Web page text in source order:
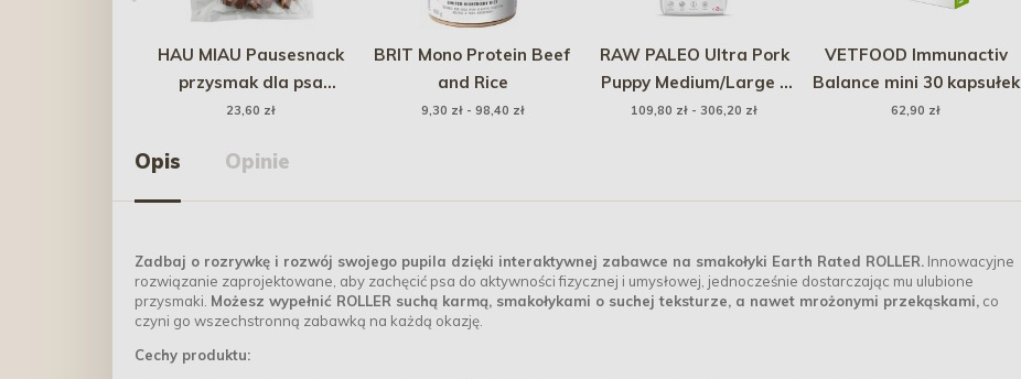
HAU MIAU Pausesnack
przysmak dla psa
plauszki z jagnięciną i
23,60 zł
BRIT Mono Protein Beef
and Rice
9,30 zł - 98,40 zł
RAW PALEO Ultra Pork
Puppy Medium/Large -
sucha karma z
109,80 zł - 306,20 zł
VETFOOD Immunactiv
Balance mini 30 kapsułek
62,90 zł
Opis Opinie
Zadbaj o rozrywkę i rozwój swojego pupila dzięki interaktywnej zabawce na smakołyki Earth Rated ROLLER. Innowacyjne
rozwiązanie zaprojektowane, aby zachęcić psa do aktywności fizycznej i umysłowej, jednocześnie dostarczając mu ulubione
przysmaki. Możesz wypełnić ROLLER suchą karmą, smakołykami o suchej teksturze, a nawet mrożonymi przekąskami, co
czyni go wszechstronną zabawką na każdą okazję.
Cechy produktu: